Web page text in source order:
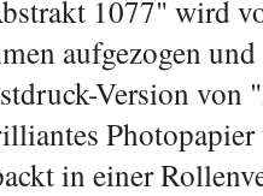
1077" wird
aufgezogen
Version von
in einer